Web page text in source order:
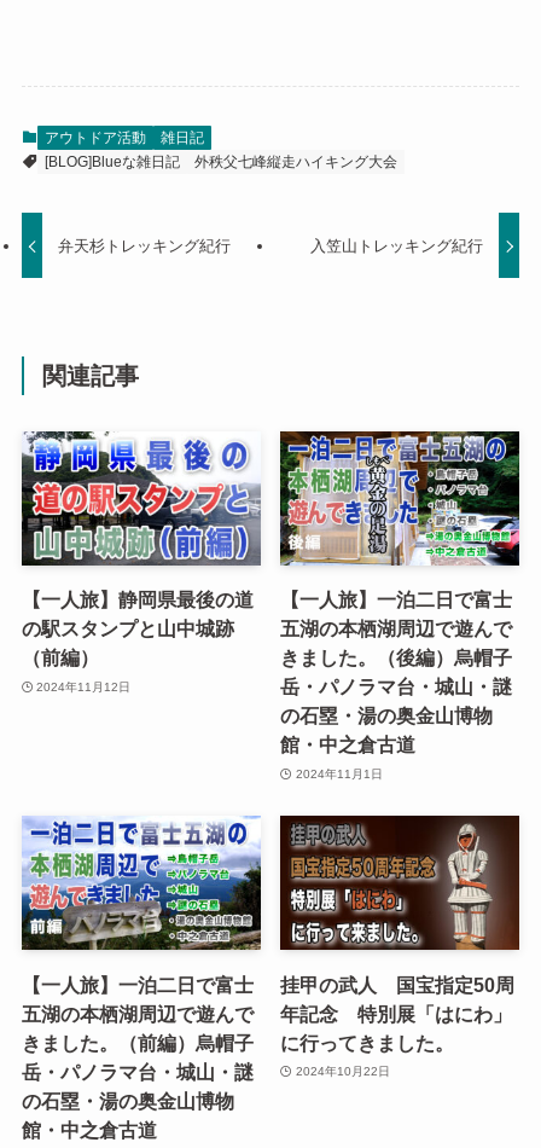
アウトドア活動
雑日記
[BLOG]Blueな雑日記
外秩父七峰縦走ハイキング大会
弁天杉トレッキング紀行 入笠山トレッキング紀行
関連記事
【一人旅】静岡県最後の道
の駅スタンプと山中城跡
（前編）
2024年11月12日
【一人旅】一泊二日で富士
五湖の本栖湖周辺で遊んで
きました。（後編）烏帽子
岳・パノラマ台・城山・謎
の石塁・湯の奥金山博物
館・中之倉古道
2024年11月1日
【一人旅】一泊二日で富士
五湖の本栖湖周辺で遊んで
きました。（前編）烏帽子
岳・パノラマ台・城山・謎
の石塁・湯の奥金山博物
館・中之倉古道
挂甲の武人 国宝指定50周
年記念 特別展「はにわ」
に行ってきました。
2024年10月22日